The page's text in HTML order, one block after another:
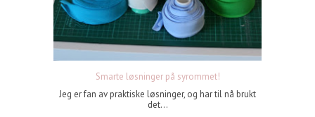
Smarte løsninger på syrommet!
Jeg er fan av praktiske løsninger, og har til nå brukt
det...